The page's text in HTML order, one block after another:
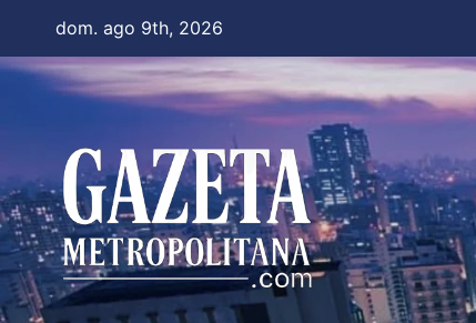
content
dom. ago 9th, 2026